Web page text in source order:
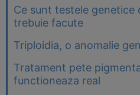
Ce sunt testele genetice
trebuie facute
Triploidia, o anomalie
Tratament pete
functioneaza real